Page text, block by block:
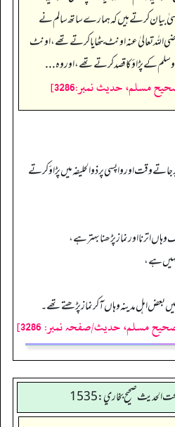
بیان کرتے ہیں کہ ہمارے ساتھ سالم نے
اللہ تعالیٰ عنہ اونٹ بٹھایا کرتے تھے، اونٹ
وسلم کے پڑاؤ کا قصد کرتے تھے، اور وہ...
مسلم، حديث نمبر:3286]
جاتے وقت اور واپسی پر ذوالحلیفہ میں پڑاؤ کرتے
اترنا اور نماز پڑھنا بہتر ہے،
نہیں ہے،
بعض اہل مدینہ وہاں آ کر نماز پڑھتے تھے۔
مسلم، حدیث/صفحہ نمبر: 3286]
الحديث صحيح بخاري: 1535